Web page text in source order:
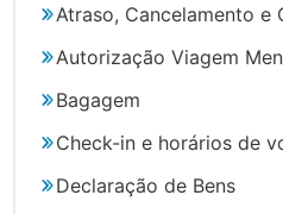
Atraso, Cancelamento e
Autorização Viagem
Bagagem
Check-in e horários de
Declaração de Bens